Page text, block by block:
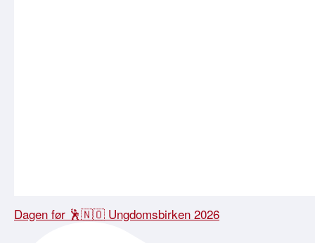
Dagen før 🕺🇳🇴 Ungdomsbirken 2026